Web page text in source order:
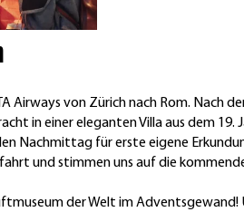
Airways von Zürich nach Rom. Nach
in einer eleganten Villa aus dem 19.
Nachmittag für erste eigene
und stimmen uns auf die
der Welt im Adventsgewand!